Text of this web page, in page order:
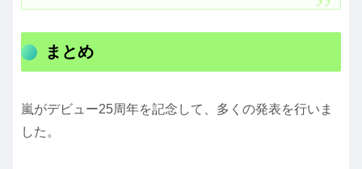
まとめ
嵐がデビュー25周年を記念して、多くの発表を行いま
した。